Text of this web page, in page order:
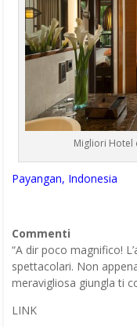
Migliori Hotel
Payangan, Indonesia
Commenti
“A dir poco magnifico!
spettacolari. Non
meravigliosa giungla ti
LINK